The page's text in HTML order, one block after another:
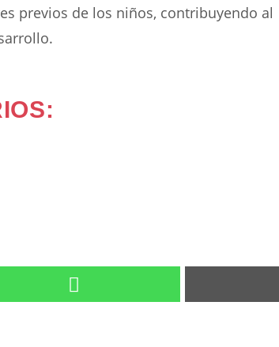
previos de los niños, contribuyendo al